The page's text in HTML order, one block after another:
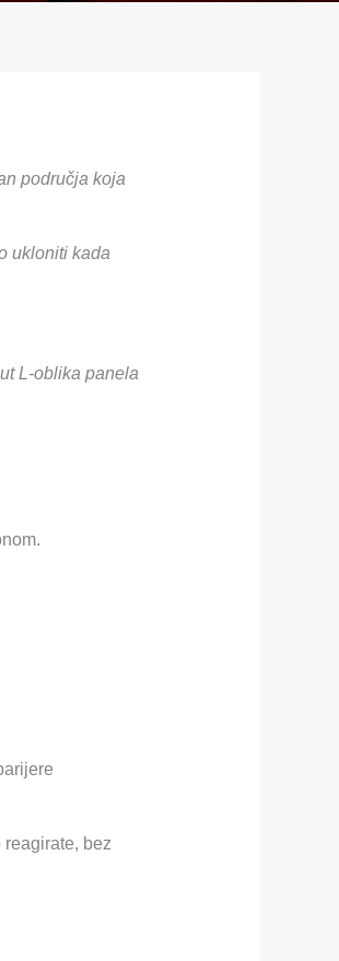
područja koja
ukloniti kada
L-oblika panela
bez